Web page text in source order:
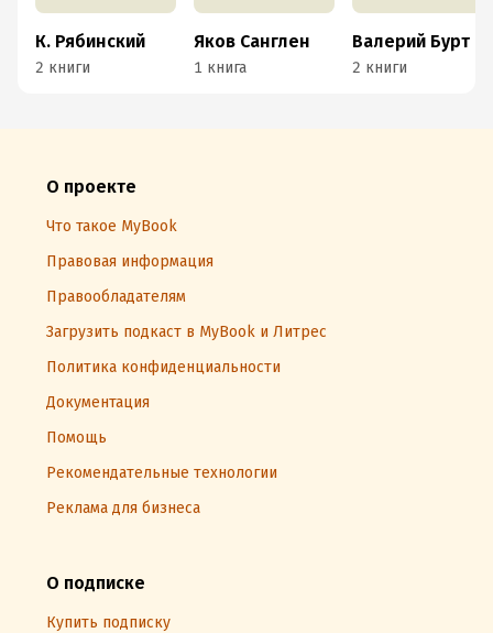
К. Рябинский
2 книги
Яков Санглен
1 книга
Валерий Бурт
2 книги
О проекте
Что такое MyBook
Правовая информация
Правообладателям
Загрузить подкаст в MyBook и Литрес
Политика конфиденциальности
Документация
Помощь
Рекомендательные технологии
Реклама для бизнеса
О подписке
Купить подписку